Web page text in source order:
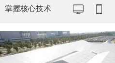
掌握核心技术